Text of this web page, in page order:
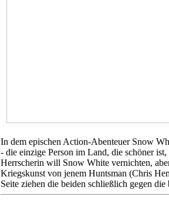
In dem epischen Action-Abenteuer Snow
- die einzige Person im Land, die schöner
Herrscherin will Snow White vernichten,
Kriegskunst von jenem Huntsman (Chris
Seite ziehen die beiden schließlich gegen